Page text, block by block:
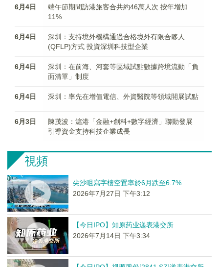
6月4日
端午節期間訪港旅客合共約46萬人次 按年增加
11%
6月4日
深圳：支持境外機構通過合格境外有限合夥人
(QFLP)方式 投資深圳科技型企業
6月4日
深圳：在前海、河套等區域試點數據跨境流動「負
面清單」制度
6月4日 深圳：率先在增值電信、外資醫院等領域開展試點
6月3日
陳茂波：滬港「金融+創科+數字經濟」聯動發展
引導資金支持科技企業成長
視頻
尖沙咀寫字樓空置率於6月跌至6.7%
2026年7月27日 下午3:12
【今日IPO】知原药业递表港交所
2026年7月14日 下午3:34